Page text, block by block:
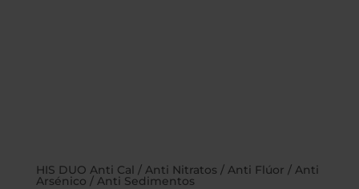
HIS DUO Anti Cal / Anti Nitratos / Anti Flúor / Anti
Arsénico / Anti Sedimentos